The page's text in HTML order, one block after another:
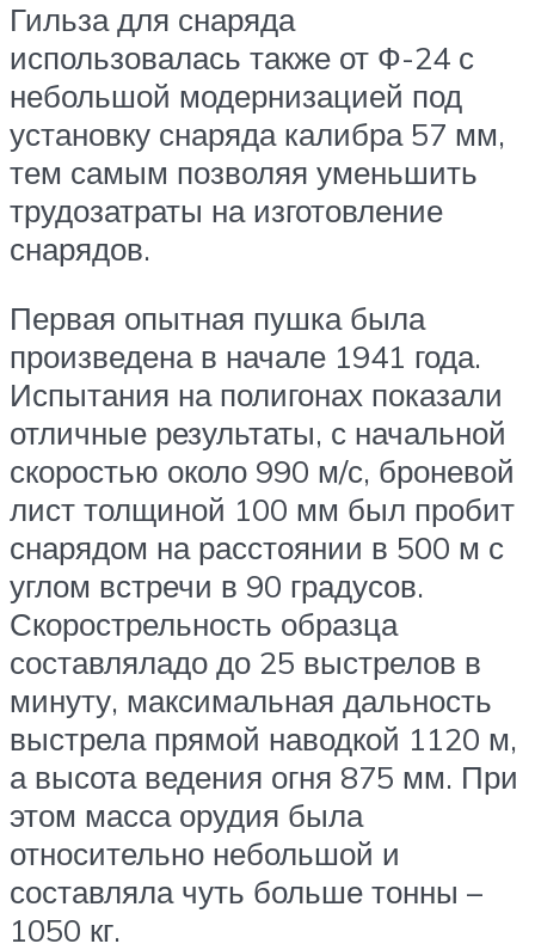
Гильза для снаряда
использовалась также от Ф-24 с
небольшой модернизацией под
установку снаряда калибра 57 мм,
тем самым позволяя уменьшить
трудозатраты на изготовление
снарядов.
Первая опытная пушка была
произведена в начале 1941 года.
Испытания на полигонах показали
отличные результаты, с начальной
скоростью около 990 м/с, броневой
лист толщиной 100 мм был пробит
снарядом на расстоянии в 500 м с
углом встречи в 90 градусов.
Скорострельность образца
составляладо до 25 выстрелов в
минуту, максимальная дальность
выстрела прямой наводкой 1120 м,
а высота ведения огня 875 мм. При
этом масса орудия была
относительно небольшой и
составляла чуть больше тонны –
1050 кг.